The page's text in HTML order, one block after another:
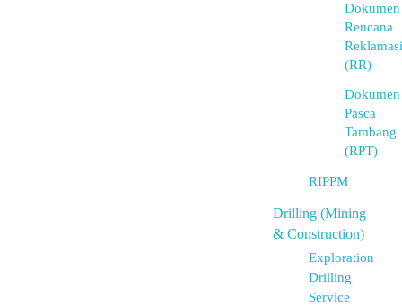
Dokumen
Rencana
Reklamasi
(RR)
Dokumen
Pasca
Tambang
(RPT)
RIPPM
Drilling (Mining
& Construction)
Exploration
Drilling
Service